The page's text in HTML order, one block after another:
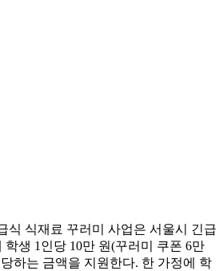
식 식재료 꾸러미 사업은 서울시 긴급
생 1인당 10만 원(꾸러미 쿠폰 6만
하는 금액을 지원한다. 한 가정에 학